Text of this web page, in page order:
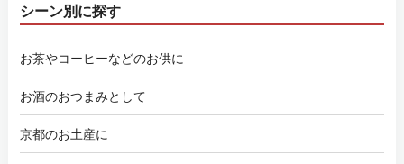
シーン別に探す
お茶やコーヒーなどのお供に
お酒のおつまみとして
京都のお土産に